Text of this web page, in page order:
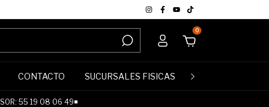
0
CONTACTO SUCURSALES FISICAS
55 19 08 06 49◾